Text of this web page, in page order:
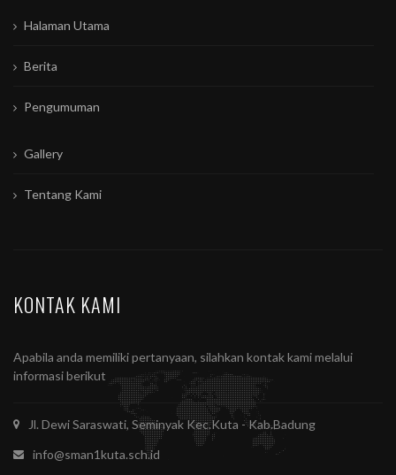
Halaman Utama
Berita
Pengumuman
Gallery
Tentang Kami
KONTAK KAMI
Apabila anda memiliki pertanyaan, silahkan kontak kami melalui
informasi berikut
Jl. Dewi Saraswati, Seminyak Kec.Kuta - Kab.Badung
info@sman1kuta.sch.id